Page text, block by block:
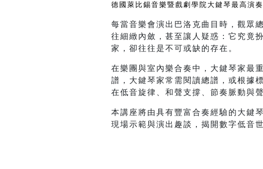
德國萊比錫音樂暨戲劇學院大鍵琴最高演
每當音樂會演出巴洛克曲目時，觀眾
往細緻內斂，甚至讓人疑惑：它究竟
家，卻往往是不可或缺的存在。
在樂團與室內樂合奏中，大鍵琴家最
譜，大鍵琴家常需閱讀總譜，或根據
在低音旋律、和聲支撐、節奏脈動與
本講座將由具有豐富合奏經驗的大鍵
現場示範與演出趣談，揭開數字低音